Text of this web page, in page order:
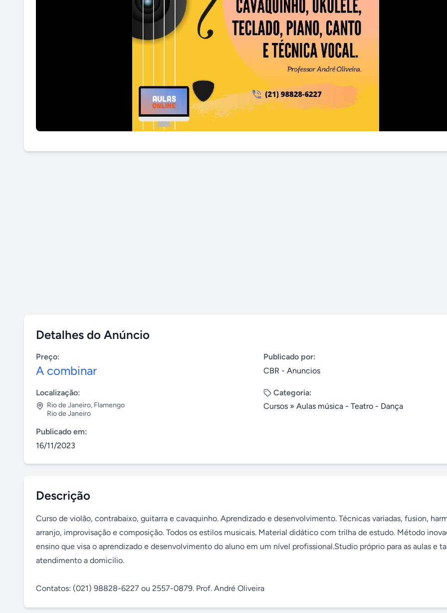
Detalhes do Anúncio
Preço:
A combinar
Publicado por:
CBR - Anuncios
Localização:
Rio de Janeiro, Flamengo
Rio de Janeiro
Categoria:
Cursos » Aulas música - Teatro - Dança
Publicado em:
16/11/2023
Descrição
Curso de violão, contrabaixo, guitarra e cavaquinho. Aprendizado e desenvolvimento. Técnicas variadas, fusion,
arranjo, improvisação e composição. Todos os estilos musicais. Material didático com trilha de estudo. Método
ensino que visa o aprendizado e desenvolvimento do aluno em um nível profissional.Studio próprio para as aulas e
atendimento a domicilio.
Contatos: (021) 98828-6227 ou 2557-0879. Prof. André Oliveira